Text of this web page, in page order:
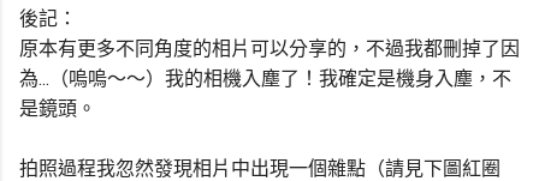
後記：
原本有更多不同角度的相片可以分享的，不過我都刪掉了因
為...（嗚嗚～～）我的相機入塵了！我確定是機身入塵，不
是鏡頭。
拍照過程我忽然發現相片中出現一個雜點（請見下圖紅圈